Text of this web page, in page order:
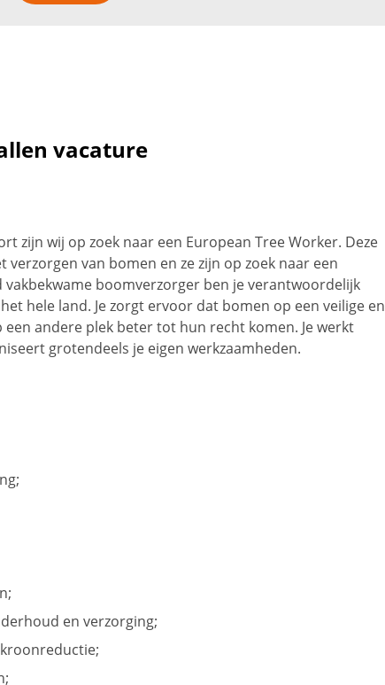
vacature
zijn wij op zoek naar een European Tree Worker. Deze
van bomen en ze zijn op zoek naar een
boomverzorger ben je verantwoordelijk
hele land. Je zorgt ervoor dat bomen op een veilige en
andere plek beter tot hun recht komen. Je werkt
grotendeels je eigen werkzaamheden.
en verzorging;